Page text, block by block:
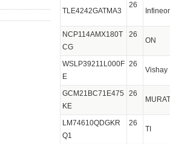
TLE4242GATMA3
26
NCP114AMX180T
CG
26
ON
WSLP39211L000F
E
26
GCM21BC71E475
KE
26
LM74610QDGKR
Q1
26
TI